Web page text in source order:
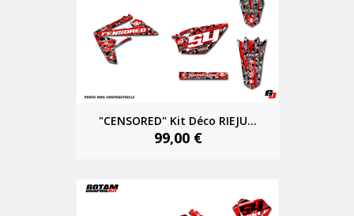
"CENSORED" Kit Déco RIEJU...
99,00 €